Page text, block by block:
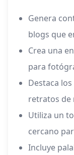
Genera
blogs que
Crea una
para
Destaca
retratos de
Utiliza un
cercano
Incluye